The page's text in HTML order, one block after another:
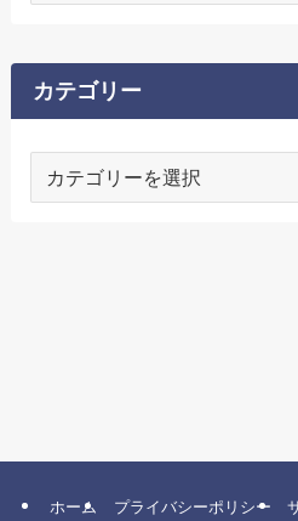
イ
ブ
カテゴリー
ホーム プライバシーポリシー